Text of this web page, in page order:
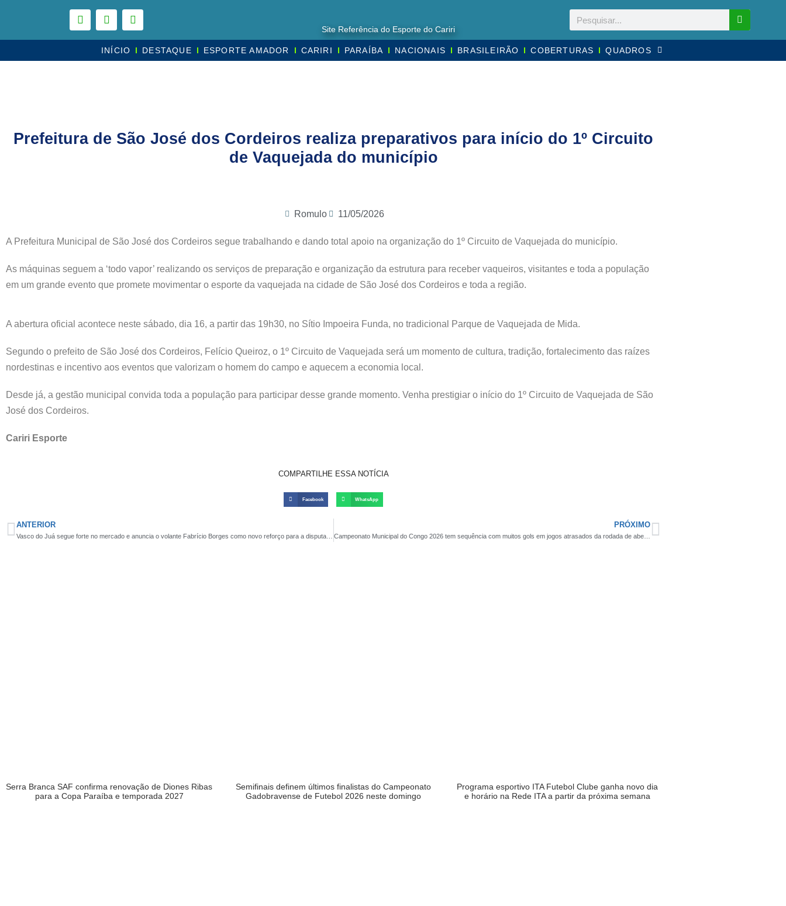
Site Referência do Esporte do Cariri
INÍCIO DESTAQUE ESPORTE AMADOR CARIRI PARAÍBA NACIONAIS BRASILEIRÃO COBERTURAS QUADROS
Prefeitura de São José dos Cordeiros realiza preparativos para início do 1º Circuito
de Vaquejada do município
Romulo 11/05/2026
A Prefeitura Municipal de São José dos Cordeiros segue trabalhando e dando total apoio na organização do 1º Circuito de Vaquejada do município.
As máquinas seguem a ‘todo vapor’ realizando os serviços de preparação e organização da estrutura para receber vaqueiros, visitantes e toda a população
em um grande evento que promete movimentar o esporte da vaquejada na cidade de São José dos Cordeiros e toda a região.
A abertura oficial acontece neste sábado, dia 16, a partir das 19h30, no Sítio Impoeira Funda, no tradicional Parque de Vaquejada de Mida.
Segundo o prefeito de São José dos Cordeiros, Felício Queiroz, o 1º Circuito de Vaquejada será um momento de cultura, tradição, fortalecimento das raízes
nordestinas e incentivo aos eventos que valorizam o homem do campo e aquecem a economia local.
Desde já, a gestão municipal convida toda a população para participar desse grande momento. Venha prestigiar o início do 1º Circuito de Vaquejada de São
José dos Cordeiros.
Cariri Esporte
COMPARTILHE ESSA NOTÍCIA
Facebook WhatsApp
ANTERIOR PRÓXIMO
Campeonato Municipal do Congo 2026 tem sequência com muitos gols em jogos atrasados da rodada de abertura
Serra Branca SAF confirma renovação de Diones Ribas
para a Copa Paraíba e temporada 2027
Semifinais definem últimos finalistas do Campeonato
Gadobravense de Futebol 2026 neste domingo
Programa esportivo ITA Futebol Clube ganha novo dia
e horário na Rede ITA a partir da próxima semana